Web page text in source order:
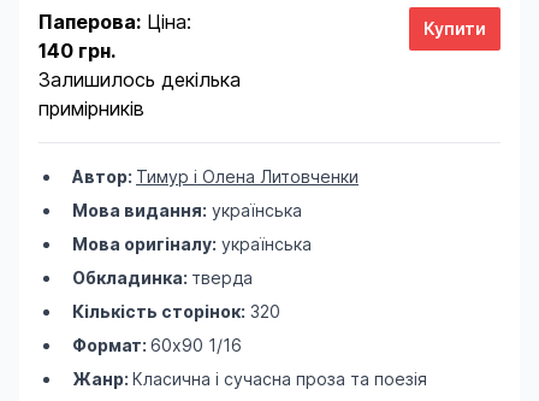
Паперова: Ціна:
140 грн.
Залишилось декілька
примірників
Автор: Тимур і Олена Литовченки
Мова видання: українська
Мова оригіналу: українська
Обкладинка: тверда
Кількість сторінок: 320
Формат: 60х90 1/16
Жанр: Класична і сучасна проза та поезія